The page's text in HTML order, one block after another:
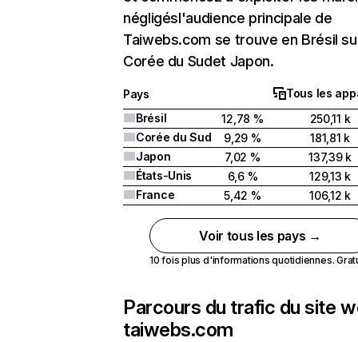
négligésl'audience principale de
Taiwebs.com se trouve en Brésil
Corée du Sudet Japon.
Pays
Tous les
Brésil
12,78 %
250,11 k
Corée du Sud
9,29 %
181,81 k
Japon
7,02 %
137,39 k
États-Unis
6,6 %
129,13 k
France
5,42 % 106,12 k
Voir tous les pays →
10 fois plus d'informations quotidiennes.
Parcours du trafic du site
taiwebs.com